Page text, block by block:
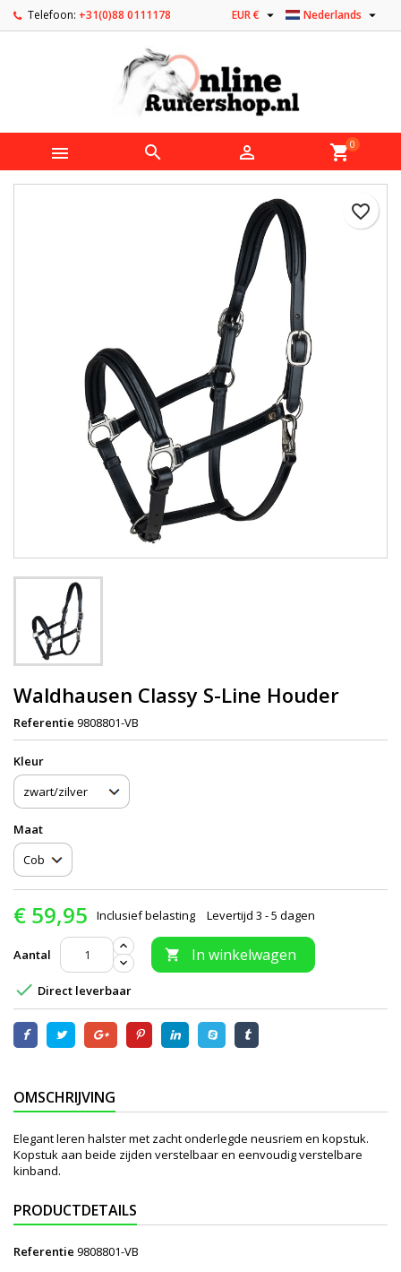
Telefoon: +31(0)88 0111178 Nederlands 
EUR € 
   shopping_cart0
favorite_border
Waldhausen Classy S-Line Houder
Referentie 9808801-VB
Kleur
Maat
€ 59,95 Inclusief belasting Levertijd 3 - 5 dagen
Aantal  In winkelwagen
 Direct leverbaar
OMSCHRIJVING
Elegant leren halster met zacht onderlegde neusriem en kopstuk.
Kopstuk aan beide zijden verstelbaar en eenvoudig verstelbare
kinband.
PRODUCTDETAILS
Referentie 9808801-VB